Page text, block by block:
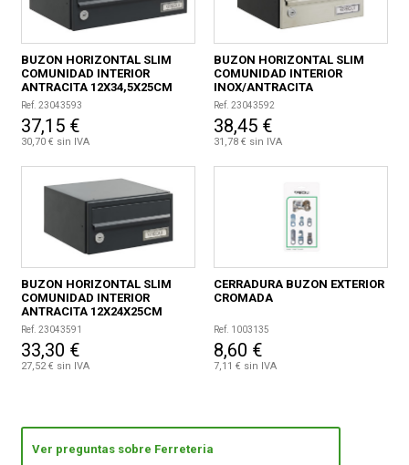
BUZON HORIZONTAL SLIM
COMUNIDAD INTERIOR
ANTRACITA 12X34,5X25CM
Ref. 23043593
37,15 €
30,70 € sin IVA
BUZON HORIZONTAL SLIM
COMUNIDAD INTERIOR
INOX/ANTRACITA
12X24X25CM
Ref. 23043592
38,45 €
31,78 € sin IVA
BUZON HORIZONTAL SLIM
COMUNIDAD INTERIOR
ANTRACITA 12X24X25CM
Ref. 23043591
33,30 €
27,52 € sin IVA
CERRADURA BUZON EXTERIOR
CROMADA
Ref. 1003135
8,60 €
7,11 € sin IVA
Ver preguntas sobre Ferreteria